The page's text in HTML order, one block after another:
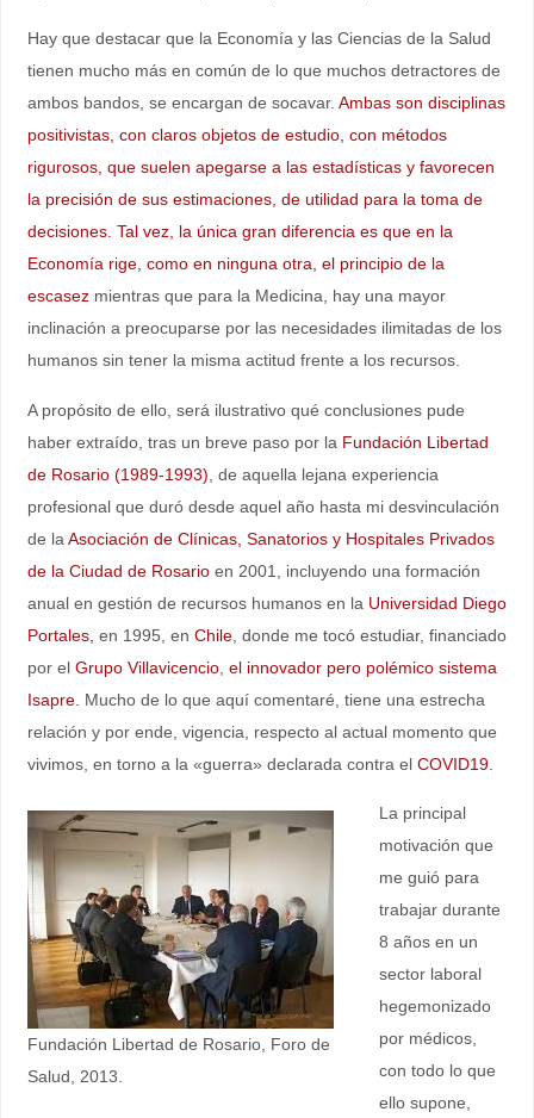
Hay que destacar que la Economía y las Ciencias de la Salud
tienen mucho más en común de lo que muchos detractores de
ambos bandos, se encargan de socavar. Ambas son disciplinas
positivistas, con claros objetos de estudio, con métodos
rigurosos, que suelen apegarse a las estadísticas y favorecen
la precisión de sus estimaciones, de utilidad para la toma de
decisiones. Tal vez, la única gran diferencia es que en la
Economía rige, como en ninguna otra, el principio de la
escasezmientras que para la Medicina, hay una mayor
inclinación a preocuparse por las necesidades ilimitadas de los
humanos sin tener la misma actitud frente a los recursos.
A propósito de ello, será ilustrativo qué conclusiones pude
haber extraído, tras un breve paso por la Fundación Libertad
de Rosario (1989-1993) , de aquella lejana experiencia
profesional que duró desde aquel año hasta mi desvinculación
de la Asociación de Clínicas, Sanatorios y Hospitales Privados
de la Ciudad de Rosario en 2001, incluyendo una formación
anual en gestión de recursos humanos en la Universidad Diego
Portales, en 1995, en Chile, donde me tocó estudiar, financiado
por el Grupo Villavicencio, el innovador pero polémico sistema
Isapre. Mucho de lo que aquí comentaré, tiene una estrecha
relación y por ende, vigencia, respecto al actual momento que
vivimos, en torno a la «guerra» declarada contra el COVID19.
Fundación Libertad de Rosario, Foro de
Salud, 2013.
La principal
motivación que
me guió para
trabajar durante
8 años en un
sector laboral
hegemonizado
por médicos,
con todo lo que
ello supone,